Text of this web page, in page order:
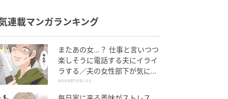
連載マンガランキング
またあの女…？ 仕事と言いつつ
楽しそうに電話する夫にイライ
ラする／夫の女性部下が気にな
る（1）【夫婦の危機 まんが】
夫の女性部下が気になる